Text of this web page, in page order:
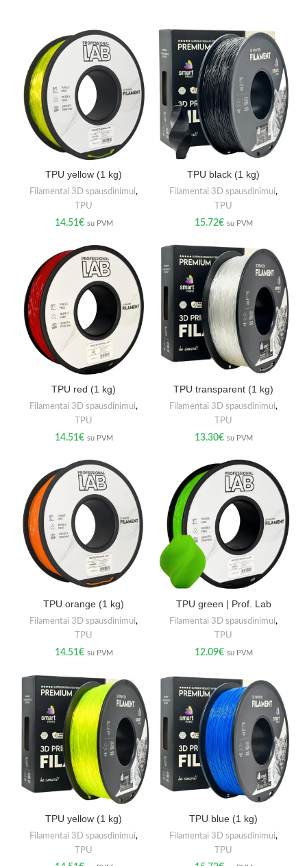
TPU yellow (1 kg)
Filamentai 3D spausdinimui,
TPU
14.51€ su PVM
TPU black (1 kg)
Filamentai 3D spausdinimui,
TPU
15.72€ su PVM
TPU red (1 kg)
Filamentai 3D spausdinimui,
TPU
14.51€ su PVM
TPU transparent (1 kg)
Filamentai 3D spausdinimui,
TPU
13.30€ su PVM
TPU orange (1 kg)
Filamentai 3D spausdinimui,
TPU
14.51€ su PVM
TPU green | Prof. Lab
Filamentai 3D spausdinimui,
TPU
12.09€ su PVM
TPU yellow (1 kg)
Filamentai 3D spausdinimui,
TPU
TPU blue (1 kg)
Filamentai 3D spausdinimui,
TPU